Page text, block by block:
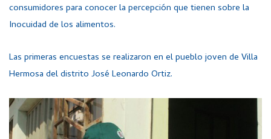
consumidores para conocer la percepción que tienen sobre la
Inocuidad de los alimentos.
Las primeras encuestas se realizaron en el pueblo joven de Villa
Hermosa del distrito José Leonardo Ortiz.